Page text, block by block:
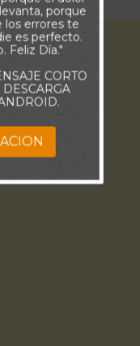
porque
errores te
es perfecto.
Feliz Día."
CORTO